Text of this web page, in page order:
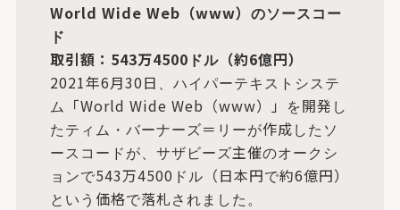
World Wide Web（www）のソースコー
ド
取引額：543万4500ドル（約6億円）
2021年6月30日、ハイパーテキストシステ
ム「World Wide Web（www）」を開発し
たティム・バーナーズ＝リーが作成したソ
ースコードが、サザビーズ主催のオークシ
ョンで543万4500ドル（日本円で約6億円）
という価格で落札されました。